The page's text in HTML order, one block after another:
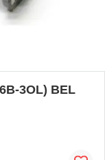
3OL) BEL